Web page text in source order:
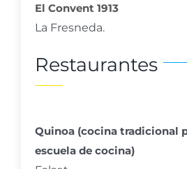
El Convent 1913
La Fresneda.
Restaurantes
Quinoa (cocina tradicional
escuela de cocina)